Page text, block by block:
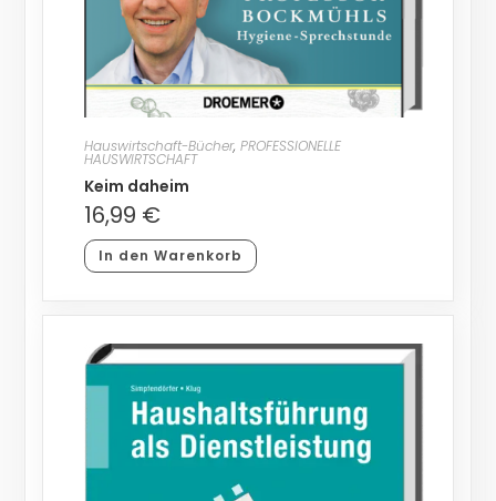
Hauswirtschaft-Bücher, PROFESSIONELLE
HAUSWIRTSCHAFT
Keim daheim
16,99 €
In den Warenkorb